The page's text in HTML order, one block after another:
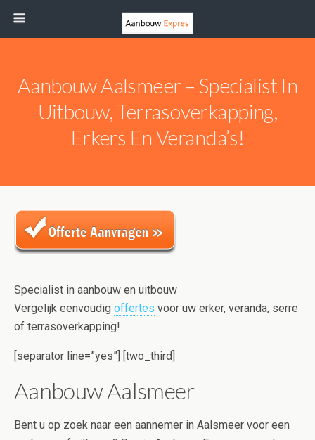
Aanbouw Aalsmeer – Specialist In
Uitbouw, Terrasoverkapping,
Erkers En Veranda’s!
Specialist in aanbouw en uitbouw
Vergelijk eenvoudig offertes voor uw erker, veranda, serre
of terrasoverkapping!
[separator line=”yes”] [two_third]
Aanbouw Aalsmeer
Bent u op zoek naar een aannemer in Aalsmeer voor een